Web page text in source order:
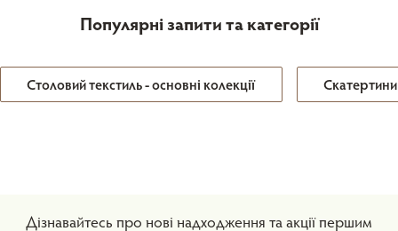
Популярні запити та категорії
Столовий текстиль - основні колекції
Дізнавайтесь про нові надходження та акції першим